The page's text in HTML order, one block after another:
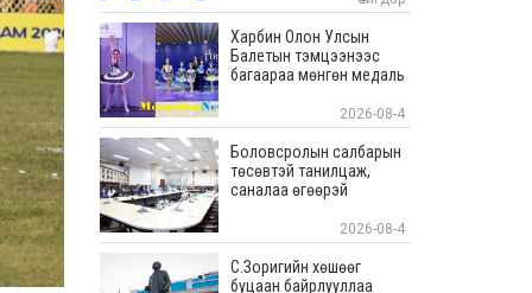
Харбин Олон Улсын
Балетын тэмцээнээс
багаараа мөнгөн медаль
2026-08-4
Боловсролын салбарын
төсөвтэй танилцаж,
саналаа өгөөрэй
2026-08-4
С.Зоригийн хөшөөг
буцаан байрлууллаа